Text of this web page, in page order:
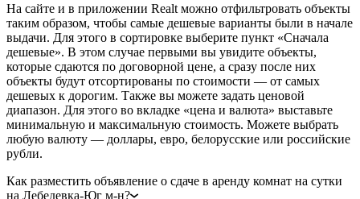
На сайте и в приложении Realt можно отфильтровать объекты
таким образом, чтобы самые дешевые варианты были в начале
выдачи. Для этого в сортировке выберите пункт «Сначала
дешевые». В этом случае первыми вы увидите объекты,
которые сдаются по договорной цене, а сразу после них
объекты будут отсортированы по стоимости — от самых
дешевых к дорогим. Также вы можете задать ценовой
диапазон. Для этого во вкладке «цена и валюта» выставьте
минимальную и максимальную стоимость. Можете выбрать
любую валюту — доллары, евро, белорусские или российские
рубли.
Как разместить объявление о сдаче в аренду комнат на сутки
на Лебедевка-Юг м-н?